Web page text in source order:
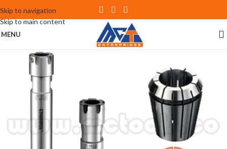
Skip to navigation
Skip to main content
MENU